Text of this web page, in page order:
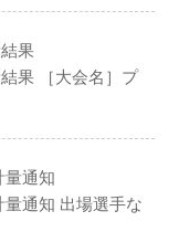
果
果 ［大会名］プ
通知
通知 出場選手な